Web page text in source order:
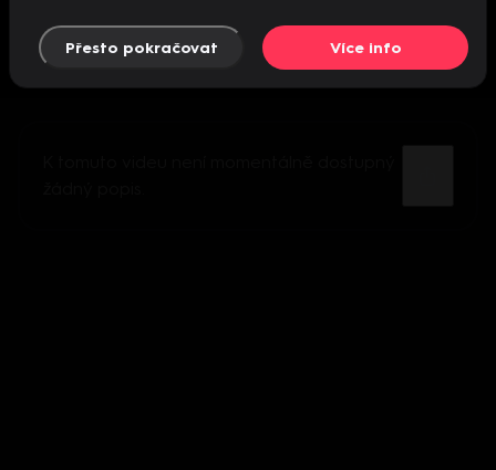
Přesto pokračovat Více info